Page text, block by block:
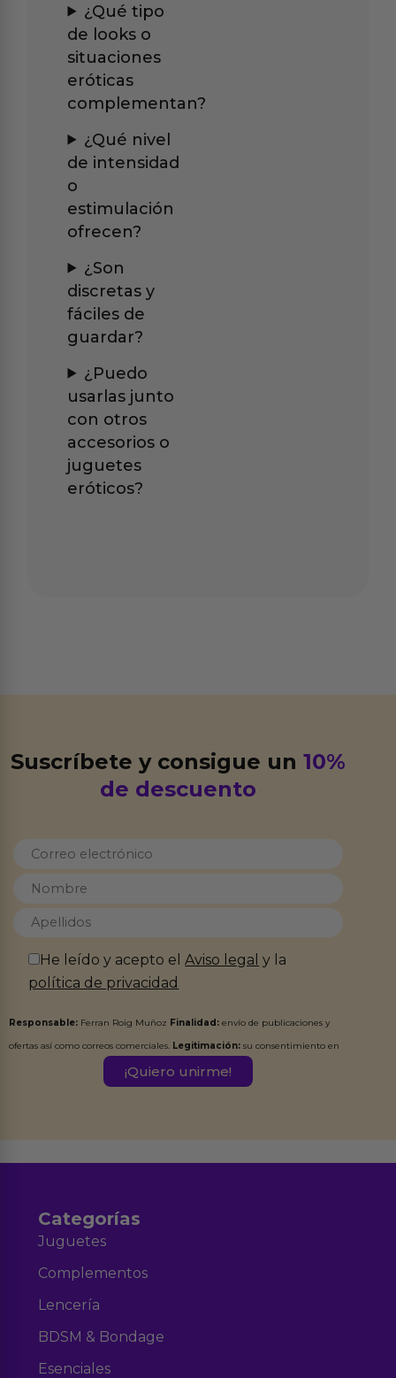
¿Qué tipo
de looks o
situaciones
eróticas
complementan?
¿Qué nivel
de intensidad
o
estimulación
ofrecen?
¿Son
discretas y
fáciles de
guardar?
¿Puedo
usarlas junto
con otros
accesorios o
juguetes
eróticos?
Suscríbete y consigue un10%
de descuento
He leído y acepto elAviso legal y la
política de privacidad
Responsable: Ferran Roig Muñoz Finalidad: envío de publicaciones y
ofertas así como correos comerciales. Legitimación: su consentimiento en
Destinatarios:Ferran Roig Muñoz. Podrás ejercer tus
Categorías
Juguetes
Complementos
Lencería
BDSM & Bondage
Esenciales